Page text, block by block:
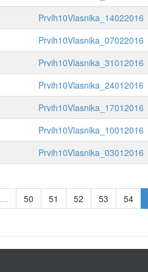
Prvih10Vlasnika_14022016
Prvih10Vlasnika_07022016
Prvih10Vlasnika_31012016
Prvih10Vlasnika_24012016
Prvih10Vlasnika_17012016
Prvih10Vlasnika_10012016
Prvih10Vlasnika_03012016
… 50 51 52 53 54